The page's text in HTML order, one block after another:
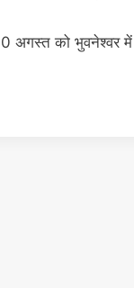
अगस्त को भुवनेश्वर में